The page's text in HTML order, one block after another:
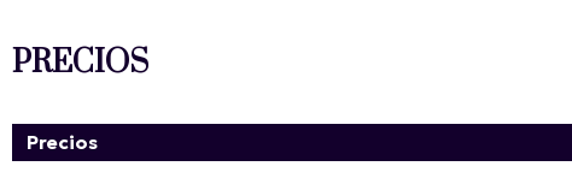
PRECIOS
Precios